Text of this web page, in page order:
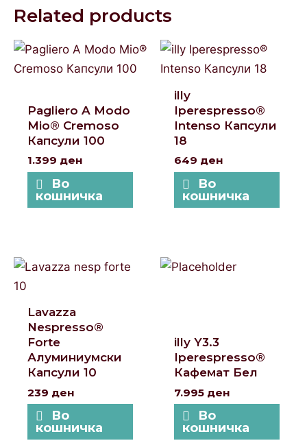
Related products
Pagliero A Modo
Mio® Cremoso
Капсули 100
1.399 ден
Во
кошничка
illy
Iperespresso®
Intenso Капсули
18
649 ден
Во
кошничка
Lavazza
Nespresso®
Forte
Алуминиумски
Капсули 10
239 ден
Во
кошничка
illy Y3.3
Iperespresso®
Кафемат Бел
7.995 ден
Во
кошничка